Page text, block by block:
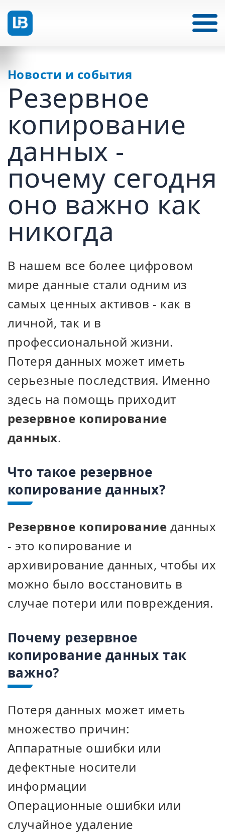
Новости и события
Резервное
копирование
данных -
почему сегодня
оно важно как
никогда
В нашем все более цифровом
мире данные стали одним из
самых ценных активов - как в
личной, так и в
профессиональной жизни.
Потеря данных может иметь
серьезные последствия. Именно
здесь на помощь приходит
резервное копирование
данных.
Что такое резервное
копирование данных?
Резервное копирование данных
- это копирование и
архивирование данных, чтобы их
можно было восстановить в
случае потери или повреждения.
Почему резервное
копирование данных так
важно?
Потеря данных может иметь
множество причин:
Аппаратные ошибки или
дефектные носители
информации
Операционные ошибки или
случайное удаление